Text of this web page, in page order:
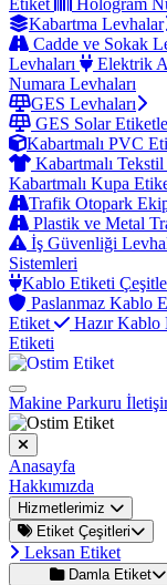
Etiket
Hologram
Kabartma Levhalar
Cadde ve Sokak
Levhaları
Elektrik
Numara Levhaları
GES Levhaları
GES Solar
Kabartmalı PVC
Kabartmalı
Kabartmalı Kupa
Trafik Otopark
Plastik ve Metal
İş Güvenliği
Sistemleri
Kablo Etiketi
Paslanmaz Kablo
Etiket
Hazır Kablo
Etiketi
Makine Parkuru
Anasayfa
Hakkımızda
Hizmetlerimiz
Etiket Çeşitleri
Leksan Etiket
Damla Etiket